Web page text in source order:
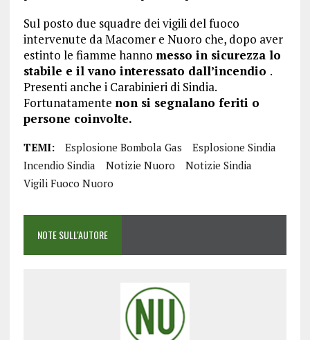
Sul posto due squadre dei vigili del fuoco
intervenute da Macomer e Nuoro che, dopo aver
estinto le fiamme hanno messo in sicurezza lo
stabile e il vano interessato dall’incendio .
Presenti anche i Carabinieri di Sindia.
Fortunatamente non si segnalano feriti o
persone coinvolte.
TEMI: Esplosione Bombola Gas
Esplosione Sindia
Incendio Sindia
Notizie Nuoro
Notizie Sindia
Vigili Fuoco Nuoro
NOTE SULL'AUTORE